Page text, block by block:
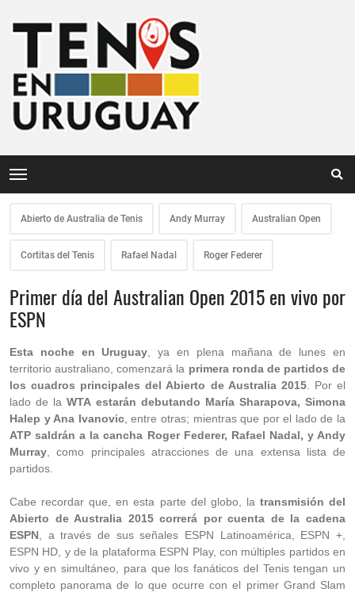
Abierto de Australia de Tenis Andy Murray Australian Open
Cortitas del Tenis Rafael Nadal Roger Federer
Primer día del Australian Open 2015 en vivo por
ESPN
Esta noche en Uruguay , ya en plena mañana de lunes en
territorio australiano, comenzará la primera ronda de partidos de
los cuadros principales del Abierto de Australia 2015. Por el
lado de laWTA estarán debutando María Sharapova, Simona
Halep y Ana Ivanovic, entre otras; mientras que por el lado de la
ATP saldrán a la cancha Roger Federer, Rafael Nadal, y Andy
Murray , como principales atracciones de una extensa lista de
partidos.
Cabe recordar que, en esta parte del globo, la transmisión del
Abierto de Australia 2015 correrá por cuenta de la cadena
ESPN , a través de sus señales ESPN Latinoamérica, ESPN +,
ESPN HD, y de la plataforma ESPN Play, con múltiples partidos en
vivo y en simultáneo, para que los fanáticos del Tenis tengan un
completo panorama de lo que ocurre con el primer Grand Slam